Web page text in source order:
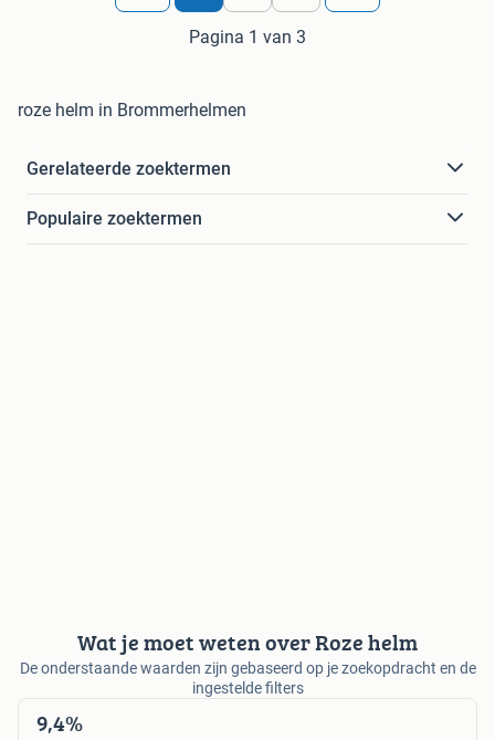
Pagina 1 van 3
roze helm in Brommerhelmen
Gerelateerde zoektermen
Populaire zoektermen
Wat je moet weten over Roze helm
De onderstaande waarden zijn gebaseerd op je zoekopdracht en de
ingestelde filters
9,4%